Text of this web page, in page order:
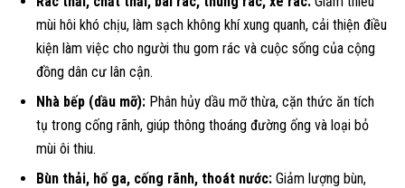
mùi hôi khó chịu, làm sạch không khí xung quanh, cải thiện điều
kiện làm việc cho người thu gom rác và cuộc sống của cộng
đồng dân cư lân cận.
Nhà bếp (dầu mỡ): Phân hủy dầu mỡ thừa, cặn thức ăn tích
tụ trong cống rãnh, giúp thông thoáng đường ống và loại bỏ
mùi ôi thiu.
Bùn thải, hố ga, cống rãnh, thoát nước: Giảm lượng bùn,